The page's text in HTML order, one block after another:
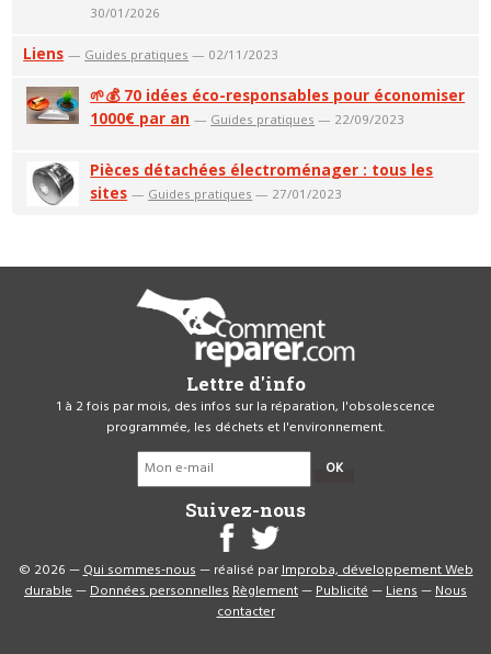
30/01/2026
Liens — Guides pratiques — 02/11/2023
🌱💰 70 idées éco-responsables pour économiser
1000€ par an — Guides pratiques — 22/09/2023
Pièces détachées électroménager : tous les
sites — Guides pratiques — 27/01/2023
Lettre d'info
1 à 2 fois par mois, des infos sur la réparation, l'obsolescence
programmée, les déchets et l'environnement.
OK
Suivez-nous
© 2026 —Qui sommes-nous— réalisé parImproba, développement Web
durable—Données personnellesRèglement—Publicité—Liens—Nous
contacter